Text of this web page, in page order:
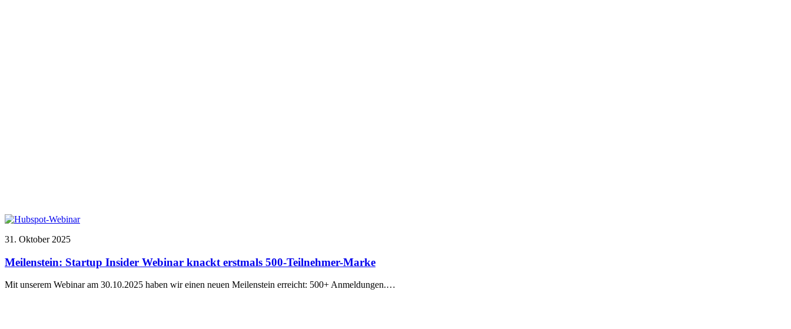
31. Oktober 2025
Meilenstein: Startup Insider Webinar knackt erstmals 500-Teilnehmer-Marke
Mit unserem Webinar am 30.10.2025 haben wir einen neuen Meilenstein erreicht: 500+ Anmeldungen.…